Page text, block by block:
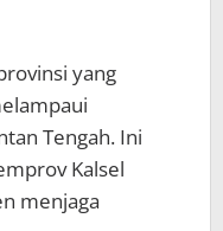
yang
Tengah. Ini
Kalsel
menjaga